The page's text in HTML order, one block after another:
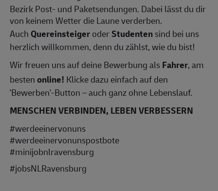
Bezirk Post- und Paketsendungen. Dabei lässt du dir
von keinem Wetter die Laune verderben.
Auch QuereinsteigeroderStudentensind bei uns
herzlich willkommen, denn du zählst, wie du bist!
Wir freuen uns auf deine Bewerbung alsFahrer, am
bestenonline! Klicke dazu einfach auf den
'Bewerben'-Button – auch ganz ohne Lebenslauf.
MENSCHEN VERBINDEN, LEBEN VERBESSERN
#werdeeinervonuns
#werdeeinervonunspostbote
#minijobnlravensburg
#jobsNLRavensburg